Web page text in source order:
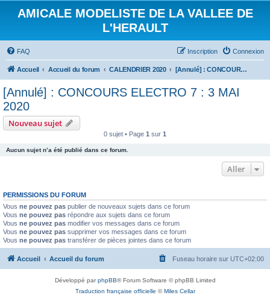
AMICALE MODELISTE DE LA VALLEE DE
L'HERAULT
FAQ Connexion
Inscription
Accueil Accueil du forum CALENDRIER 2020 [Annulé] : CONCOURS ELECTRO 7 : 3 MAI 2020
[Annulé] : CONCOURS ELECTRO 7 : 3 MAI
2020
Nouveau sujet
0 sujet • Page 1 sur 1
Aucun sujet n’a été publié dans ce forum.
Aller
PERMISSIONS DU FORUM
Vous ne pouvez pas publier de nouveaux sujets dans ce forum
Vous ne pouvez pas répondre aux sujets dans ce forum
Vous ne pouvez pas modifier vos messages dans ce forum
Vous ne pouvez pas supprimer vos messages dans ce forum
Vous ne pouvez pas transférer de pièces jointes dans ce forum
Accueil Accueil du forum Fuseau horaire sur UTC+02:00
Développé parphpBB® Forum Software © phpBB Limited
Traduction française officielle ©Miles Cellar